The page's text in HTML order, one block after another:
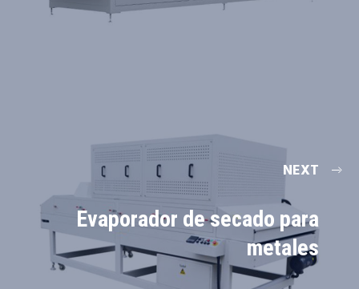
NEXT
Evaporador de secado para
metales